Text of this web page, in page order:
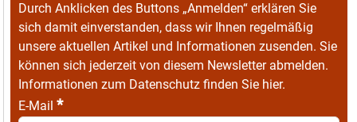
Durch Anklicken des Buttons „Anmelden“ erklären Sie
sich damit einverstanden, dass wir Ihnen regelmäßig
unsere aktuellen Artikel und Informationen zusenden. Sie
können sich jederzeit von diesem Newsletter abmelden.
Informationen zum Datenschutz finden Sie hier.
E-Mail *